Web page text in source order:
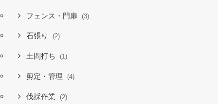
フェンス・門扉 (3)
石張り (2)
土間打ち (1)
剪定・管理 (4)
伐採作業 (2)